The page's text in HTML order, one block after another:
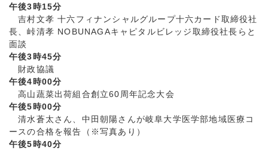
午後3時15分
吉村文孝 十六フィナンシャルグループ十六カード取締役社
長、峠清孝 NOBUNAGAキャピタルビレッジ取締役社長らと
面談
午後3時45分
財政協議
午後4時00分
高山蔬菜出荷組合創立60周年記念大会
午後5時00分
清水蒼太さん、中田朝陽さんが岐阜大学医学部地域医療コ
ースの合格を報告（※写真あり）
午後5時40分